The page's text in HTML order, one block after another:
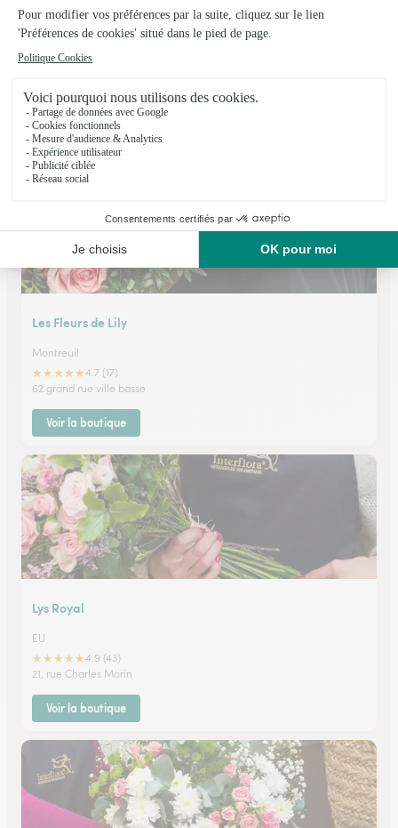
Passion Fleurs
Beaurainville
111, rue de la Poste
Voir la boutique
Les Fleurs de Lily
Montreuil
★★★★★4.7 (17)
62 grand rue ville basse
Voir la boutique
Lys Royal
EU
★★★★★4.9 (43)
21, rue Charles Morin
Voir la boutique